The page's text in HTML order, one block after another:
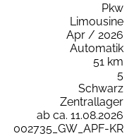
Pkw
Limousine
Apr / 2026
Automatik
51 km
5
Schwarz
Zentrallager
ab ca. 11.08.2026
002735_GW_APF-KR